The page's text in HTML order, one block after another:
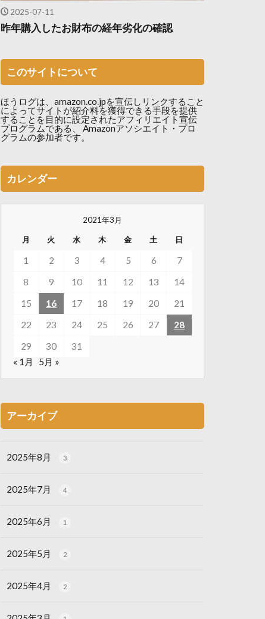
2025-07-11
昨年購入したお財布の経年劣化の確認
このサイトについて
ほうログは、amazon.co.jpを宣伝しリンクすること
によってサイトが紹介料を獲得できる手段を提供
することを目的に設定されたアフィリエイト宣伝
プログラムである、 Amazonアソシエイト・プロ
グラムの参加者です。
カレンダー
2021年3月
月 火 水 木 金 土 日
1 2 3 4 5 6
7
8
9 10 11 12 13
14
15
16 17 18 19 20
21
22
23 24 25 26 27
28
29
30
31
« 1月
5月 »
アーカイブ
2025年8月 3
2025年7月 4
2025年6月 1
2025年5月 2
2025年4月 2